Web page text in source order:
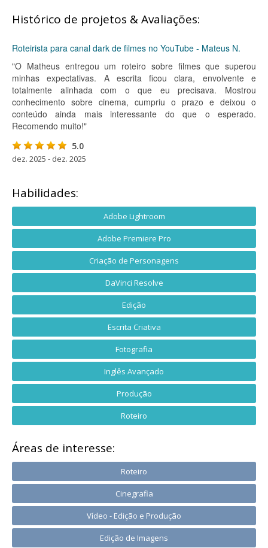
Histórico de projetos & Avaliações:
Roteirista para canal dark de filmes no YouTube - Mateus N.
"O Matheus entregou um roteiro sobre filmes que superou
minhas expectativas. A escrita ficou clara, envolvente e
totalmente alinhada com o que eu precisava. Mostrou
conhecimento sobre cinema, cumpriu o prazo e deixou o
conteúdo ainda mais interessante do que o esperado.
Recomendo muito!"
5.0
dez. 2025 - dez. 2025
Habilidades:
Adobe Lightroom
Adobe Premiere Pro
Criação de Personagens
DaVinci Resolve
Edição
Escrita Criativa
Fotografia
Inglês Avançado
Produção
Roteiro
Áreas de interesse:
Roteiro
Cinegrafia
Vídeo - Edição e Produção
Edição de Imagens